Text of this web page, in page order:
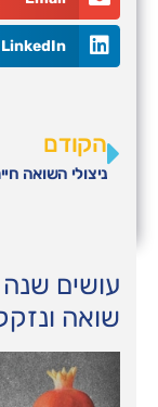
LinkedIn
הקודם
עושים שנה
שואה